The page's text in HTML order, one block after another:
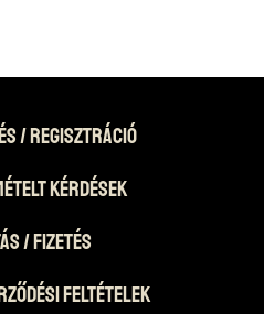
/ Regisztráció
Kérdések
/ Fizetés
Feltételek